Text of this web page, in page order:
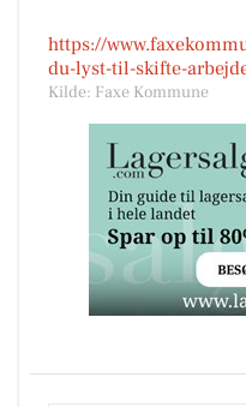
https://
du-lyst-til-skifte-
Kilde: Faxe Kommune